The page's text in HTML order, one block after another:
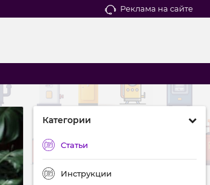
Реклама на сайте
Категории
Статьи
Инструкции